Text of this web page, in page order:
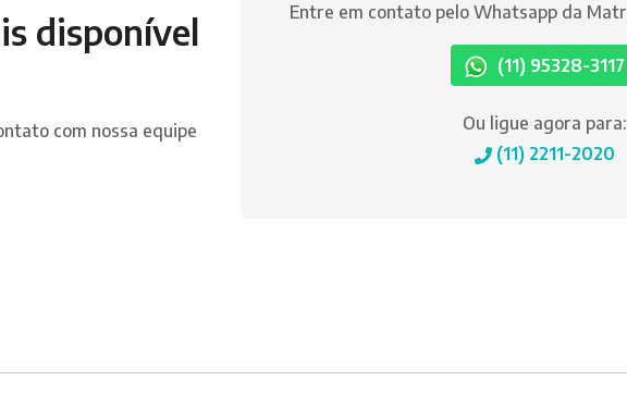
disponível
com nossa equipe
Entre em contato pelo Whatsapp da
(11) 95328-3117
Ou ligue agora para:
(11) 2211-2020